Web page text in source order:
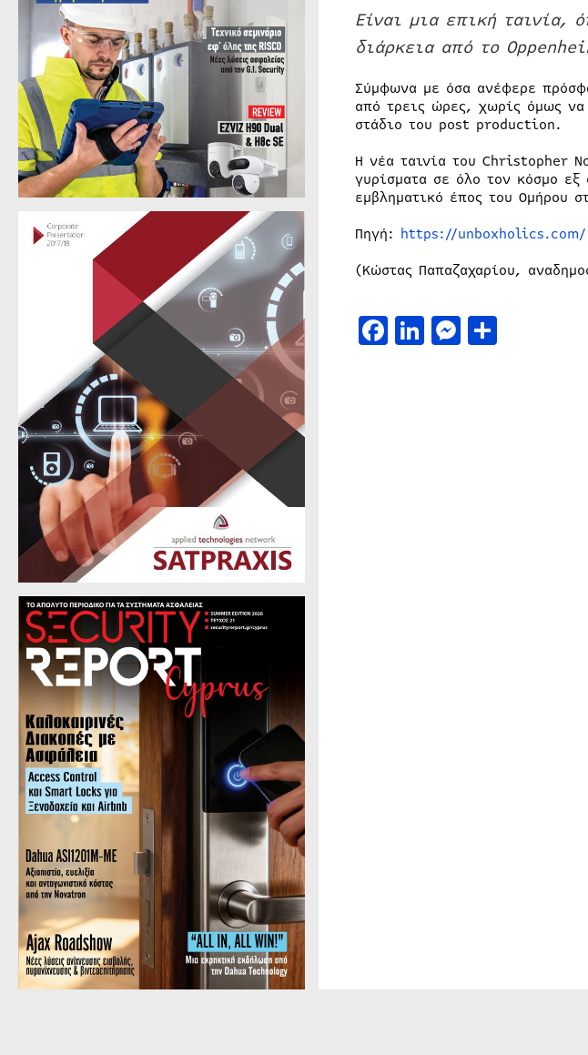
Είναι μια επική ταινία,
διάρκεια από το
Σύμφωνα με όσα ανέφερε
από τρεις ώρες, χωρίς όμως να
στάδιο του post production.
Η νέα ταινία του Christopher
γυρίσματα σε όλο τον κόσμο
εμβληματικό έπος του Ομήρου
Πηγή: https://unboxholics.com/
(Κώστας Παπαζαχαρίου,
Facebook
LinkedIn
Messenger